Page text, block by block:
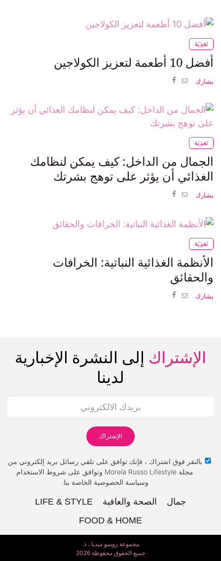
تَغذِيَة
أفضل 10 أطعمة لتعزيز الكولاجين
يشارك
تَغذِيَة
الجمال من الداخل: كيف يمكن لنظامك
الغذائي أن يؤثر على توهج بشرتك
يشارك
تَغذِيَة
الأنظمة الغذائية النباتية: الخرافات
والحقائق
يشارك
الإشتراك إلى النشرة الإخبارية
لدينا
بالنقر فوق اشتراك ، فإنك توافق على تلقي رسائل بريد إلكتروني من
مجلة Morela Russo Lifestyle وتوافق على شروط الاستخدام
وسياسة الخصوصية الخاصة بنا.
جمال الصحة والعافية
LIFE & STYLE
FOOD & HOME
مجموعة روسو ميديا ، ذ.
جميع الحقوق محفوظة 2026